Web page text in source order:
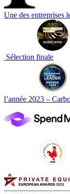
Une des entreprises
Sélection finale
l’année 2023 –